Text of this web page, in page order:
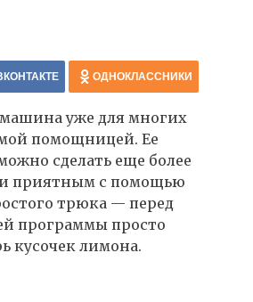
ОДНОКЛАССНИКИ
уже для многих
помощницей. Ее
сделать еще более
приятным с помощью
трюка — перед
программы просто
кусочек лимона.